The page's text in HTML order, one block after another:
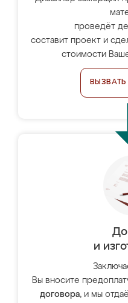
проведёт
составит проект и
стоимости
и
Вы вносите
договора, и мы